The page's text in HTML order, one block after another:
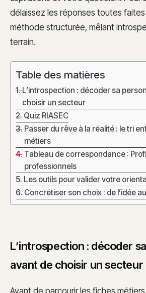
délaissez les réponses toutes
méthode structurée, mêlant
terrain.
Table des matières
L’introspection : décoder sa
choisir un secteur
Quiz RIASEC
Passer du rêve à la réalité : le tri
métiers
Tableau de correspondance :
professionnels
Les outils pour valider votre
Concrétiser son choix : de l’idée
L’introspection : décoder
avant de choisir un secteur
Avant de parcourir les fiches